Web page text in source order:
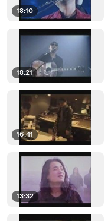
18:10
18:21
16:41
13:32